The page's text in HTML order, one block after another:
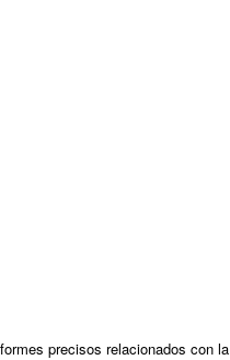
precisos relacionados con la